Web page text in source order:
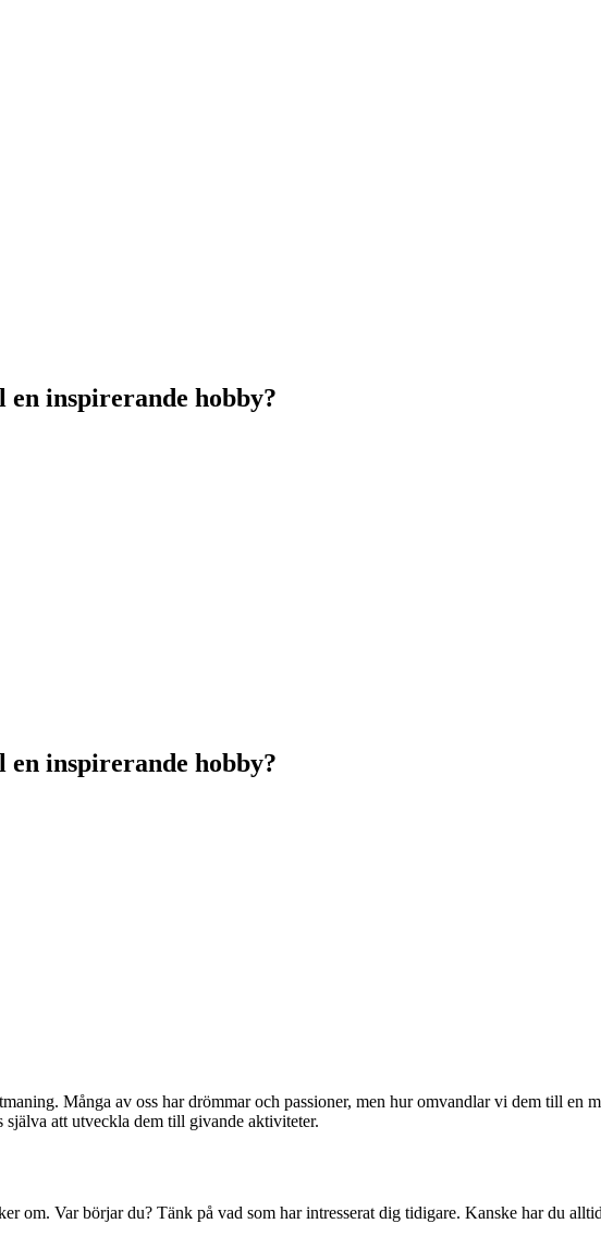
inspirerande hobby?
inspirerande hobby?
Många av oss har drömmar och passioner, men hur omvandlar vi dem till
själva att utveckla dem till givande aktiviteter.
om. Var börjar du? Tänk på vad som har intresserat dig tidigare. Kanske har du